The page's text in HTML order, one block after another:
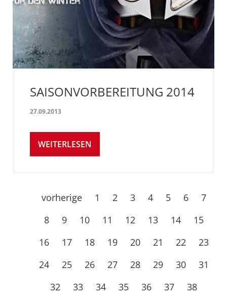
SAISONVORBEREITUNG 2014
27.09.2013
WEITERLESEN
vorherige 1 2 3 4 5 6
7
8
9 10 11 12 13 14
15
16
17 18 19 20 21 22
23
24
25 26 27 28 29 30
31
32
33 34 35 36 37
38